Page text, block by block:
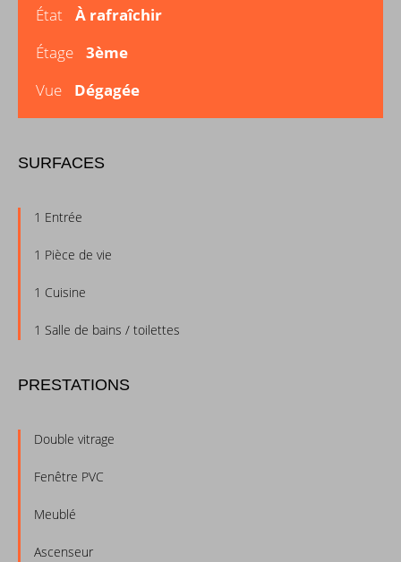
État
À rafraîchir
Étage
3ème
Vue
Dégagée
SURFACES
1 Entrée
1 Pièce de vie
1 Cuisine
1 Salle de bains / toilettes
PRESTATIONS
Double vitrage
Fenêtre PVC
Meublé
Ascenseur